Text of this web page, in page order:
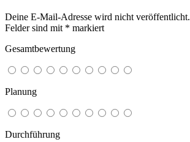
Deine E-Mail-Adresse wird nicht veröffentlicht.
Felder sind mit * markiert
Gesamtbewertung
Planung
Durchführung